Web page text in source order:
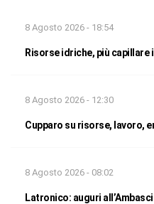
8 Agosto 2026 - 18:54
Risorse idriche, più
8 Agosto 2026 - 12:30
Cupparo su risorse, lavoro,
8 Agosto 2026 - 08:02
Latronico: auguri